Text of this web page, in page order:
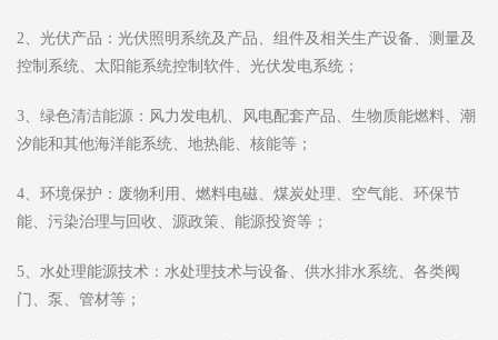
2、光伏产品：光伏照明系统及产品、组件及相关生产设备、测量及
控制系统、太阳能系统控制软件、光伏发电系统；
3、绿色清洁能源：风力发电机、风电配套产品、生物质能燃料、潮
汐能和其他海洋能系统、地热能、核能等；
4、环境保护：废物利用、燃料电磁、煤炭处理、空气能、环保节
能、污染治理与回收、源政策、能源投资等；
5、水处理能源技术：水处理技术与设备、供水排水系统、各类阀
门、泵、管材等；